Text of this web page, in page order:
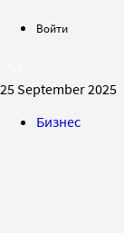
Войти
25 September 2025
Бизнес